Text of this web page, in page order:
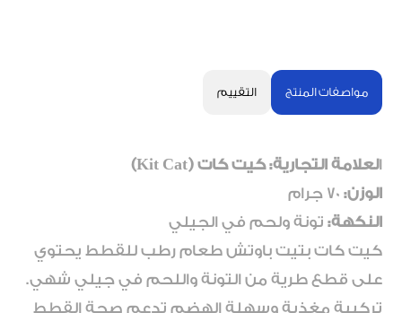
مواصفات المنتج التقييم
العلامة التجارية: كيت كات (Kit Cat)
الوزن:
النكهة: تونة ولحم في الجيلي
كيت كات بتيت باوتش طعام رطب للقطط يحتوي
على قطع طرية من التونة واللحم في جيلي شهي.
تركيبة مغذية وسهلة الهضم تدعم صحة القطط